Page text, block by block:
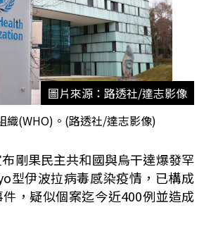
圖片來源：路透社/達志影像
織(WHO)。(路透社/達志影像)
剛果民主共和國與烏干達爆發罕
型伊波拉病毒感染疫情，已構成
，疑似個案迄今近400例並造成